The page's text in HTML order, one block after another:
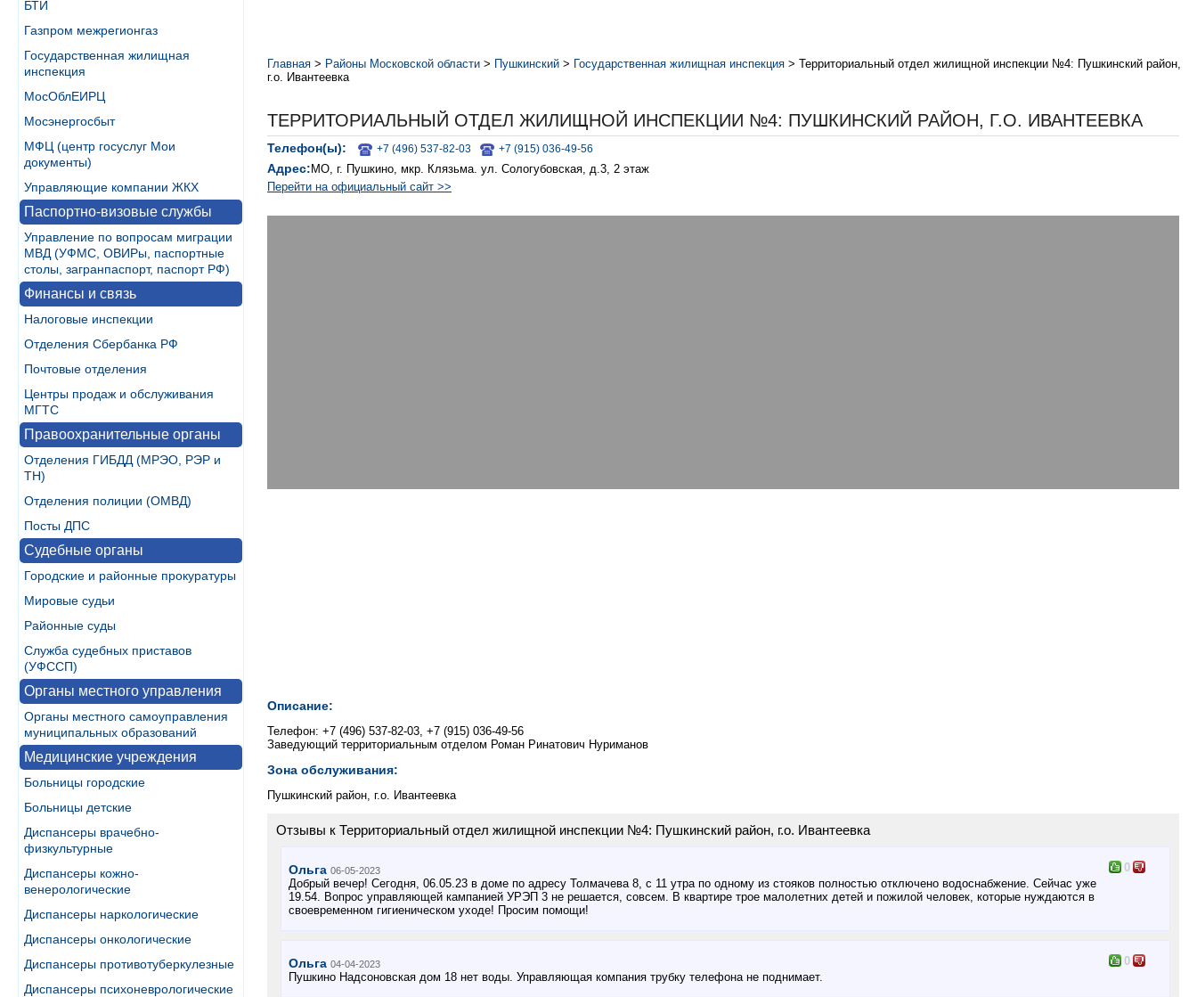
БТИ
Газпром межрегионгаз
Государственная жилищная
инспекция
МосОблЕИРЦ
Мосэнергосбыт
МФЦ (центр госуслуг Мои
документы)
Управляющие компании ЖКХ
Паспортно-визовые службы
Управление по вопросам миграции
МВД (УФМС, ОВИРы, паспортные
столы, загранпаспорт, паспорт РФ)
Финансы и связь
Налоговые инспекции
Отделения Сбербанка РФ
Почтовые отделения
Центры продаж и обслуживания
МГТС
Правоохранительные органы
Отделения ГИБДД (МРЭО, РЭР и
ТН)
Отделения полиции (ОМВД)
Посты ДПС
Судебные органы
Городские и районные прокуратуры
Мировые судьи
Районные суды
Служба судебных приставов
(УФССП)
Органы местного управления
Органы местного самоуправления
муниципальных образований
Медицинские учреждения
Больницы городские
Больницы детские
Диспансеры врачебно-
физкультурные
Диспансеры кожно-
венерологические
Диспансеры наркологические
Диспансеры онкологические
Диспансеры противотуберкулезные
Диспансеры психоневрологические
Главная > Районы Московской области > Пушкинский > Государственная жилищная инспекция > Территориальный отдел жилищной инспекции №4: Пушкинский район,
г.о. Ивантеевка
ТЕРРИТОРИАЛЬНЫЙ ОТДЕЛ ЖИЛИЩНОЙ ИНСПЕКЦИИ №4: ПУШКИНСКИЙ РАЙОН, Г.О. ИВАНТЕЕВКА
Телефон(ы): +7 (496) 537-82-03 +7 (915) 036-49-56
Адрес: МО, г. Пушкино, мкр. Клязьма. ул. Сологубовская, д.3, 2 этаж
Перейти на официальный сайт >>
Описание:
Телефон: +7 (496) 537-82-03, +7 (915) 036-49-56
Заведующий территориальным отделом Роман Ринатович Нуриманов
Зона обслуживания:
Пушкинский район, г.о. Ивантеевка
Отзывы к Территориальный отдел жилищной инспекции №4: Пушкинский район, г.о. Ивантеевка
Ольга 06-05-2023
Добрый вечер! Сегодня, 06.05.23 в доме по адресу Толмачева 8, с 11 утра по одному из стояков полностью отключено водоснабжение. Сейчас уже
19.54. Вопрос управляющей кампанией УРЭП 3 не решается, совсем. В квартире трое малолетних детей и пожилой человек, которые нуждаются в
своевременном гигиеническом уходе! Просим помощи!
0
Ольга 04-04-2023
Пушкино Надсоновская дом 18 нет воды. Управляющая компания трубку телефона не поднимает.
0